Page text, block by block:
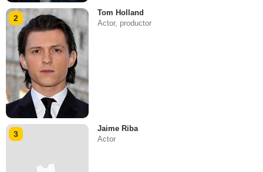
2
Tom Holland
Actor, productor
3
Jaime Riba
Actor